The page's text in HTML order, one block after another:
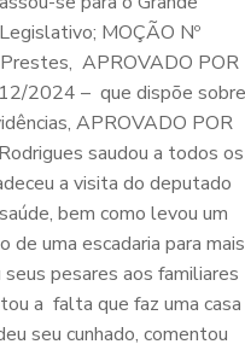
MOÇÃO Nº
APROVADO POR
2024 – que dispõe sobre
APROVADO POR
saudou a todos os
a visita do deputado
bem como levou um
uma escadaria para mais
pesares aos familiares
a falta que faz uma casa
seu cunhado, comentou